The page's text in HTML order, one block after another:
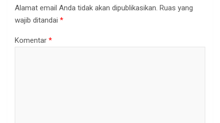
Alamat email Anda tidak akan dipublikasikan. Ruas yang
wajib ditandai *
Komentar *